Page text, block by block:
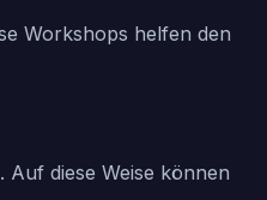
Workshops helfen den
diese Weise können